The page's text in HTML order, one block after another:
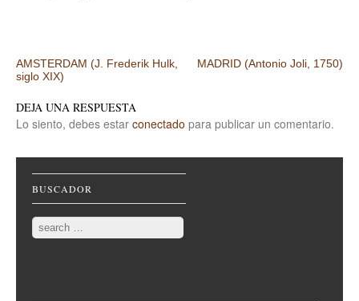
Post navigation
AMSTERDAM (J. Frederik Hulk,
siglo XIX)
MADRID (Antonio Joli, 1750)
DEJA UNA RESPUESTA
Lo siento, debes estar conectado para publicar un comentario.
BUSCADOR
Search